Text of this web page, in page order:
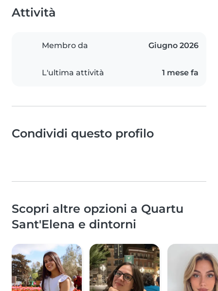
Attività
Membro da Giugno 2026
L'ultima attività 1 mese fa
Condividi questo profilo
Scopri altre opzioni a Quartu
Sant'Elena e dintorni